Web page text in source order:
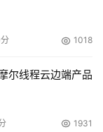
1018
尔线程云边端产品
1931